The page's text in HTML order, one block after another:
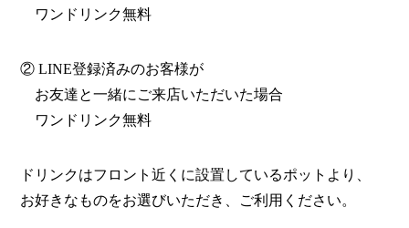
ワンドリンク無料
② LINE登録済みのお客様が
お友達と一緒にご来店いただいた場合
ワンドリンク無料
ドリンクはフロント近くに設置しているポットより、
お好きなものをお選びいただき、ご利用ください。